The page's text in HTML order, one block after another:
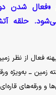
«فعال شدن
حلقه
فعال از نظر
ــ به‌ویژه
قاره‌ای